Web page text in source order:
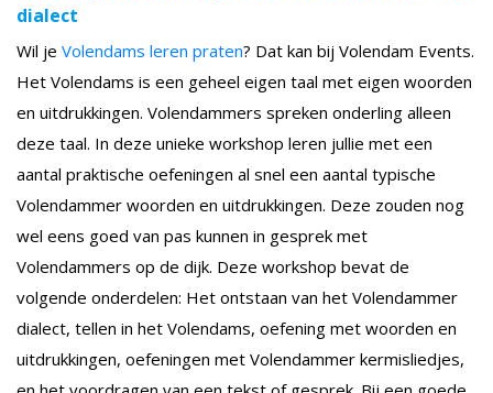
dialect
Wil je Volendams leren praten? Dat kan bij Volendam Events.
Het Volendams is een geheel eigen taal met eigen woorden
en uitdrukkingen. Volendammers spreken onderling alleen
deze taal. In deze unieke workshop leren jullie met een
aantal praktische oefeningen al snel een aantal typische
Volendammer woorden en uitdrukkingen. Deze zouden nog
wel eens goed van pas kunnen in gesprek met
Volendammers op de dijk. Deze workshop bevat de
volgende onderdelen: Het ontstaan van het Volendammer
dialect, tellen in het Volendams, oefening met woorden en
uitdrukkingen, oefeningen met Volendammer kermisliedjes,